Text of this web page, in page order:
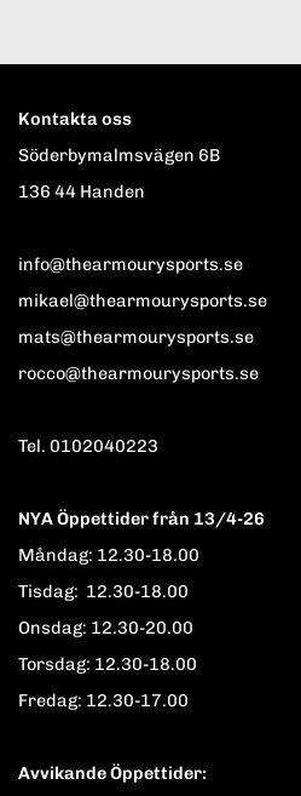
Kontakta oss
Söderbymalmsvägen 6B
136 44 Handen
info@thearmourysports.se
mikael@thearmourysports.se
mats@thearmourysports.se
rocco@thearmourysports.se
Tel. 0102040223
NYA Öppettider från 13/4-26
Måndag: 12.30-18.00
Tisdag: 12.30-18.00
Onsdag: 12.30-20.00
Torsdag: 12.30-18.00
Fredag: 12.30-17.00
Avvikande Öppettider: